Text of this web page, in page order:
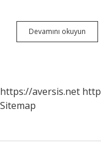
Devamını okuyun
Da
https://aversis.net
Sitemap